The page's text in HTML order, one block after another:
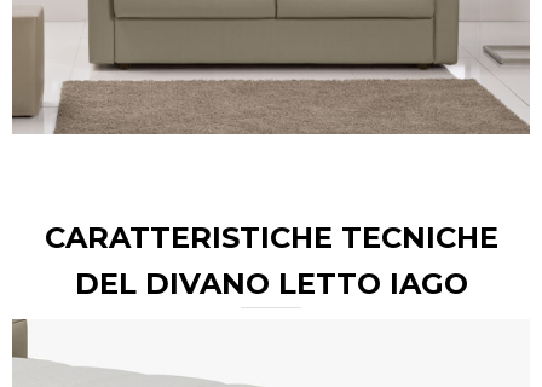
CARATTERISTICHE TECNICHE
DEL DIVANO LETTO IAGO